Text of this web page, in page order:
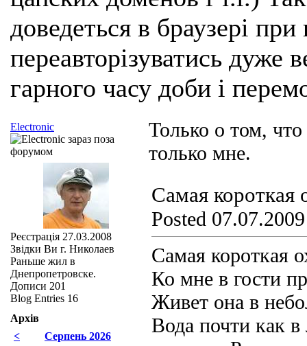
доведеться в браузері
переавторізуватись
гарного часу доби і
Только о том,
только мне.
Самая короткая
Posted
Самая короткая
Ко мне в гости
Живет она в
Вода почти как
Electronic
Реєстрація 27.03.2008
Звідки Ви г. Николаев
Раньше жил в
Днепропетровске.
Дописи 201
Blog Entries 16
Архів
<
Серпень 2026